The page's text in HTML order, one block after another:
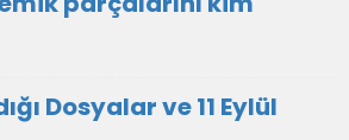
Dosyalar ve 11 Eylül